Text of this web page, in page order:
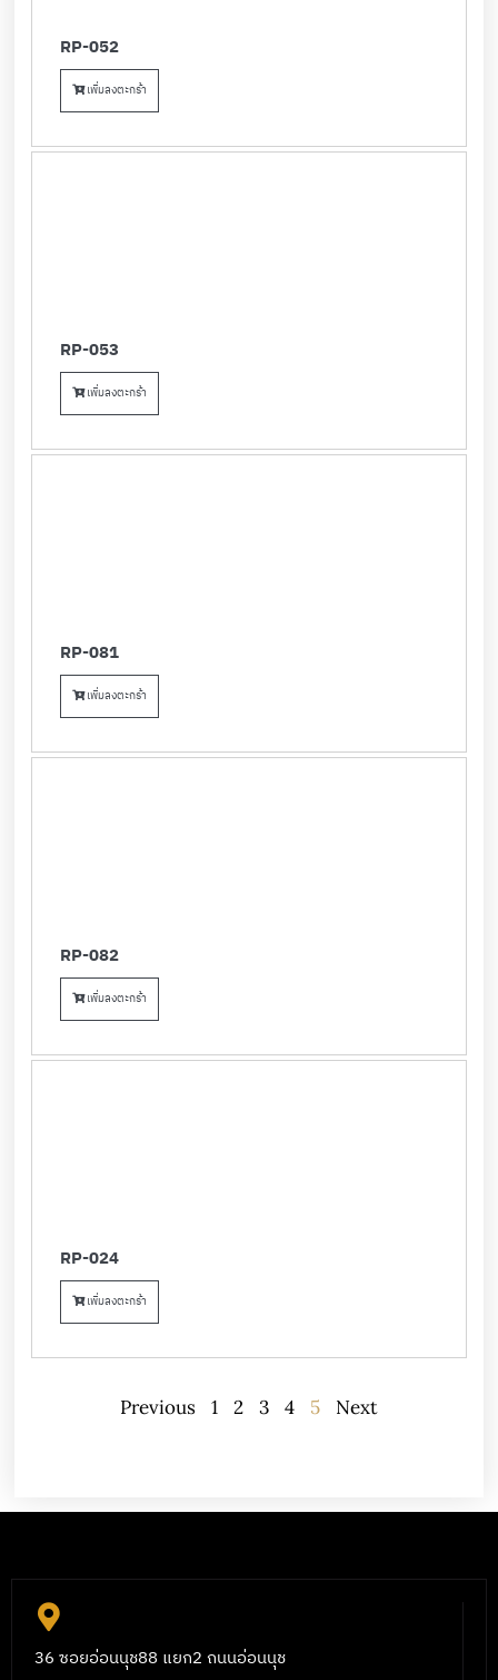
RP-052
เพิ่มลงตะกร้า
RP-053
เพิ่มลงตะกร้า
RP-081
เพิ่มลงตะกร้า
RP-082
เพิ่มลงตะกร้า
RP-024
เพิ่มลงตะกร้า
Previous 1 2 3 4 5 Next
36 ซอยอ่อนนุช88 แยก2 ถนนอ่อนนุช